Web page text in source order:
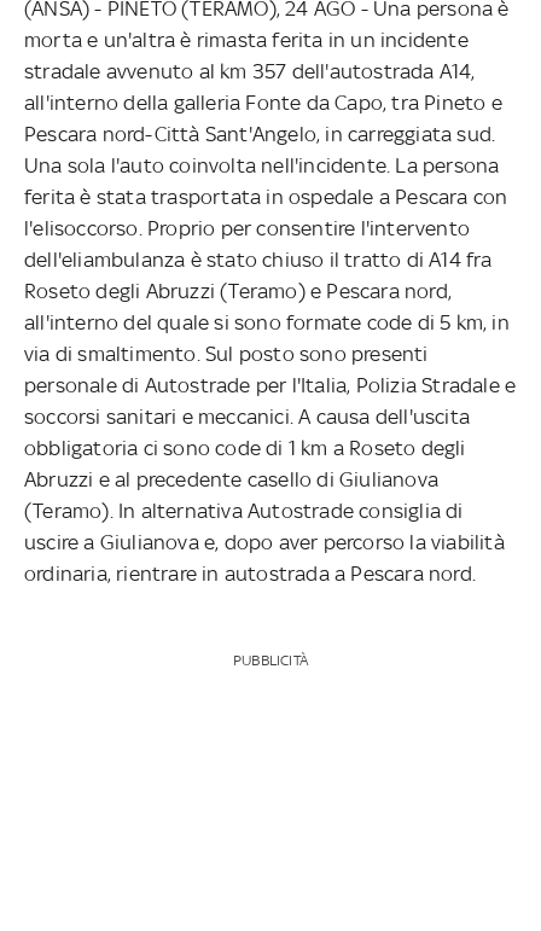
(ANSA) - PINETO (TERAMO), 24 AGO - Una persona è
morta e un'altra è rimasta ferita in un incidente
stradale avvenuto al km 357 dell'autostrada A14,
all'interno della galleria Fonte da Capo, tra Pineto e
Pescara nord-Città Sant'Angelo, in carreggiata sud.
Una sola l'auto coinvolta nell'incidente. La persona
ferita è stata trasportata in ospedale a Pescara con
l'elisoccorso. Proprio per consentire l'intervento
dell'eliambulanza è stato chiuso il tratto di A14 fra
Roseto degli Abruzzi (Teramo) e Pescara nord,
all'interno del quale si sono formate code di 5 km, in
via di smaltimento. Sul posto sono presenti
personale di Autostrade per l'Italia, Polizia Stradale e
soccorsi sanitari e meccanici. A causa dell'uscita
obbligatoria ci sono code di 1 km a Roseto degli
Abruzzi e al precedente casello di Giulianova
(Teramo). In alternativa Autostrade consiglia di
uscire a Giulianova e, dopo aver percorso la viabilità
ordinaria, rientrare in autostrada a Pescara nord.
PUBBLICITÀ